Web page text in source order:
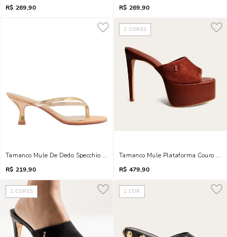
R$ 269,90
R$ 269,90
Tamanco Mule De Dedo Specchio Metalizada Dourado Salto Fino
R$ 219,90
2 CORES
Tamanco Mule Plataforma Couro
R$ 479,90
2 CORES 1 COR